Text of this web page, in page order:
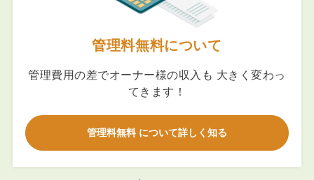
管理料無料について
管理費用の差でオーナー様の収入も 大きく変わっ
てきます！
管理料無料 について詳しく知る